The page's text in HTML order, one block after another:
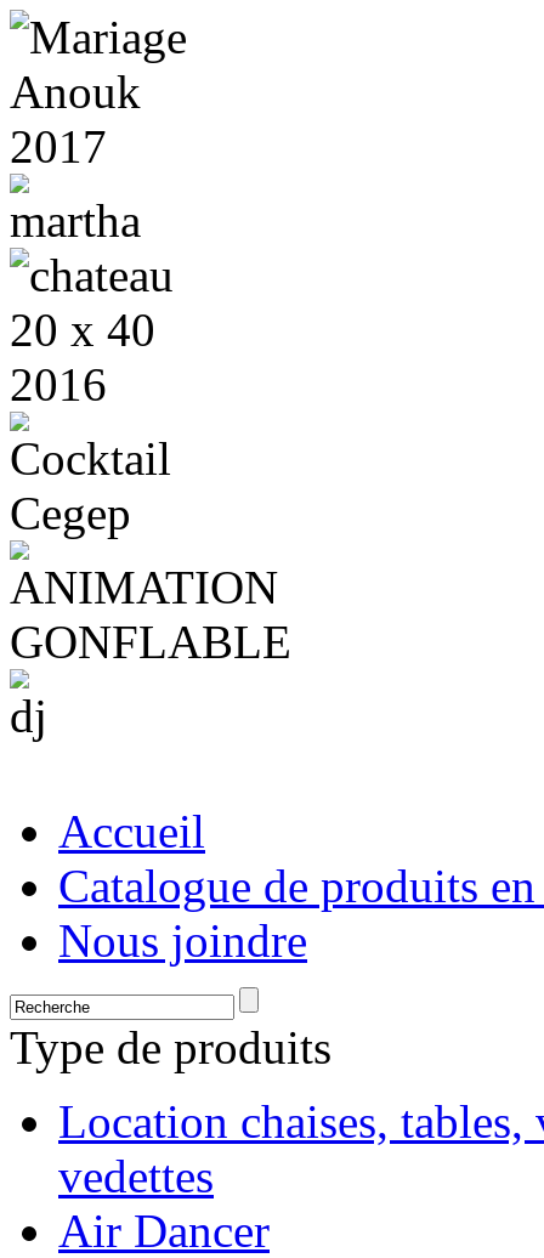
Accueil
Catalogue de produits
Nous joindre
Type de produits
Location chaises,
vedettes
Air Dancer